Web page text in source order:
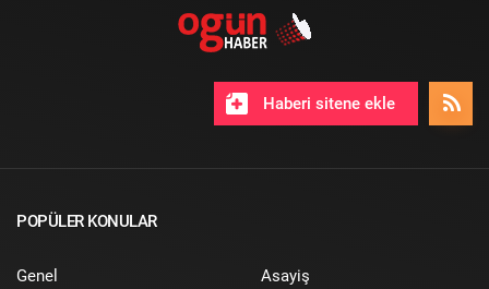
Haberi sitene ekle
POPÜLER KONULAR
Genel
Asayiş